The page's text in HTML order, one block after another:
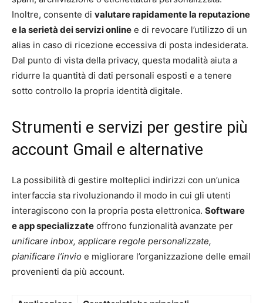
Inoltre, consente di valutare rapidamente la reputazione
e la serietà dei servizi online e di revocare l’utilizzo di un
alias in caso di ricezione eccessiva di posta indesiderata.
Dal punto di vista della privacy, questa modalità aiuta a
ridurre la quantità di dati personali esposti e a tenere
sotto controllo la propria identità digitale.
Strumenti e servizi per gestire più
account Gmail e alternative
La possibilità di gestire molteplici indirizzi con un’unica
interfaccia sta rivoluzionando il modo in cui gli utenti
interagiscono con la propria posta elettronica. Software
e app specializzate offrono funzionalità avanzate per
unificare inbox, applicare regole personalizzate,
pianificare l’invio e migliorare l’organizzazione delle email
provenienti da più account.